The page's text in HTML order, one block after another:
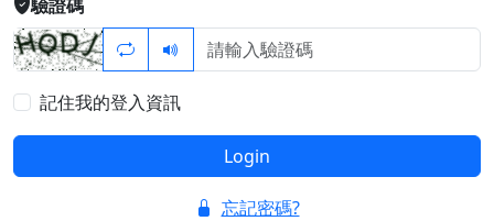
驗證碼
記住我的登入資訊
Login
忘記密碼?